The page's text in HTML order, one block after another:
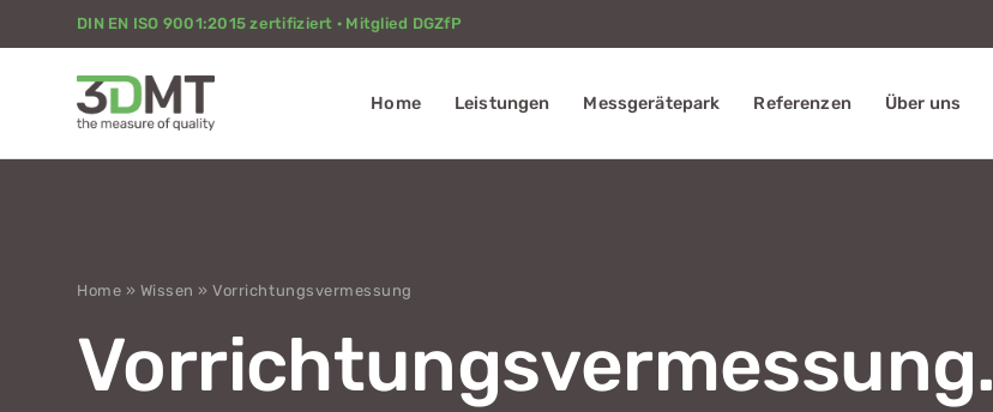
DIN EN ISO 9001:2015 zertifiziert · Mitglied DGZfP
Home Leistungen Messgerätepark Referenzen Über uns
Home » Wissen » Vorrichtungsvermessung
Vorrichtungsvermessung.